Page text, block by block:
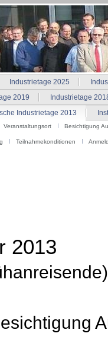
Industrietage 2025
2019
Industrietage
Industrietage 2013
Veranstaltungsort Besichtigung
Teilnahmekonditionen
2013